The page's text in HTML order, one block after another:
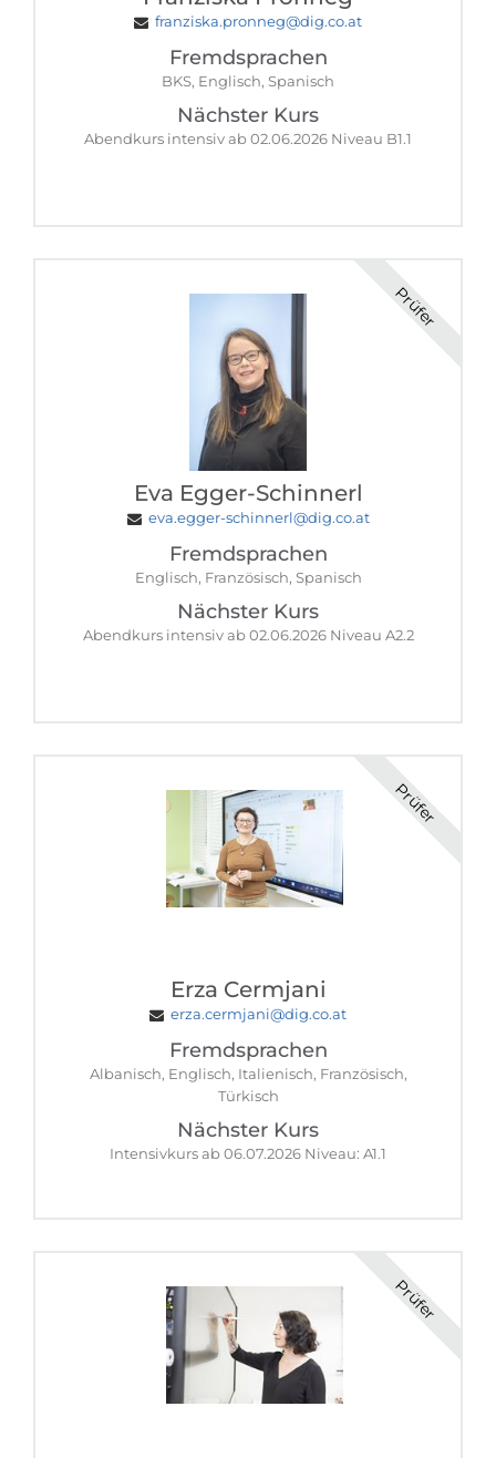
franziska.pronneg@dig.co.at
Fremdsprachen
BKS, Englisch, Spanisch
Nächster Kurs
Abendkurs intensiv ab 02.06.2026 Niveau B1.1
Prüfer
Eva Egger-Schinnerl
eva.egger-schinnerl@dig.co.at
Fremdsprachen
Englisch, Französisch, Spanisch
Nächster Kurs
Abendkurs intensiv ab 02.06.2026 Niveau A2.2
Prüfer
Erza Cermjani
erza.cermjani@dig.co.at
Fremdsprachen
Albanisch, Englisch, Italienisch, Französisch,
Türkisch
Nächster Kurs
Intensivkurs ab 06.07.2026 Niveau: A1.1
Prüfer